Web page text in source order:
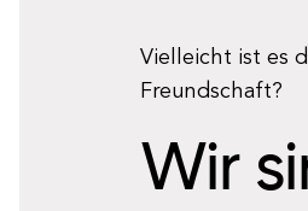
Vielleicht ist es
Freundschaft?
Wir